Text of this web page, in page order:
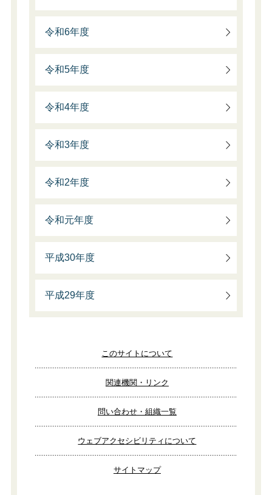
令和6年度
令和5年度
令和4年度
令和3年度
令和2年度
令和元年度
平成30年度
平成29年度
このサイトについて
関連機関・リンク
問い合わせ・組織一覧
ウェブアクセシビリティについて
サイトマップ